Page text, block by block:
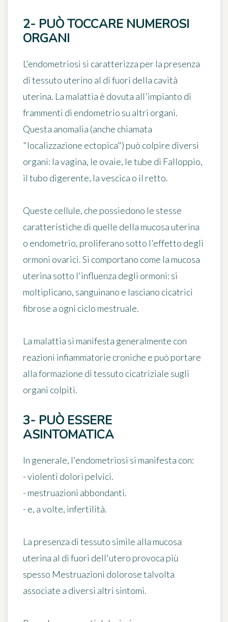
2- PUÒ TOCCARE NUMEROSI
ORGANI
L'endometriosi si caratterizza per la presenza
di tessuto uterino al di fuori della cavità
uterina. La malattia è dovuta all'impianto di
frammenti di endometrio su altri organi.
Questa anomalia (anche chiamata
"localizzazione ectopica") può colpire diversi
organi: la vagina, le ovaie, le tube di Falloppio,
il tubo digerente, la vescica o il retto.
Queste cellule, che possiedono le stesse
caratteristiche di quelle della mucosa uterina
o endometrio, proliferano sotto l'effetto degli
ormoni ovarici. Si comportano come la mucosa
uterina sotto l'influenza degli ormoni: si
moltiplicano, sanguinano e lasciano cicatrici
fibrose a ogni ciclo mestruale.
La malattia si manifesta generalmente con
reazioni infiammatorie croniche e può portare
alla formazione di tessuto cicatriziale sugli
organi colpiti.
3- PUÒ ESSERE
ASINTOMATICA
In generale, l'endometriosi si manifesta con:
- violenti dolori pelvici.
- mestruazioni abbondanti.
- e, a volte, infertilità.
La presenza di tessuto simile alla mucosa
uterina al di fuori dell'utero provoca più
spesso Mestruazioni dolorosetalvolta
associate a diversi altri sintomi.